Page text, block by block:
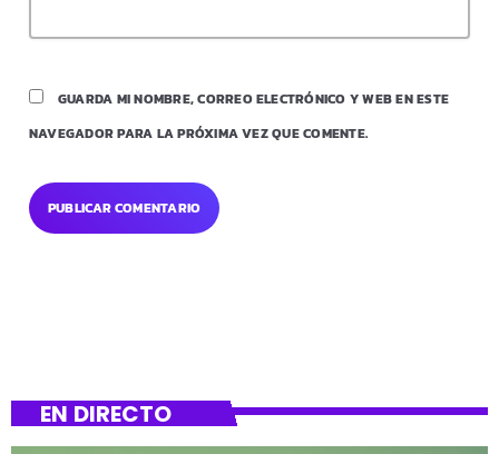
GUARDA MI NOMBRE, CORREO ELECTRÓNICO Y WEB EN ESTE
NAVEGADOR PARA LA PRÓXIMA VEZ QUE COMENTE.
EN DIRECTO